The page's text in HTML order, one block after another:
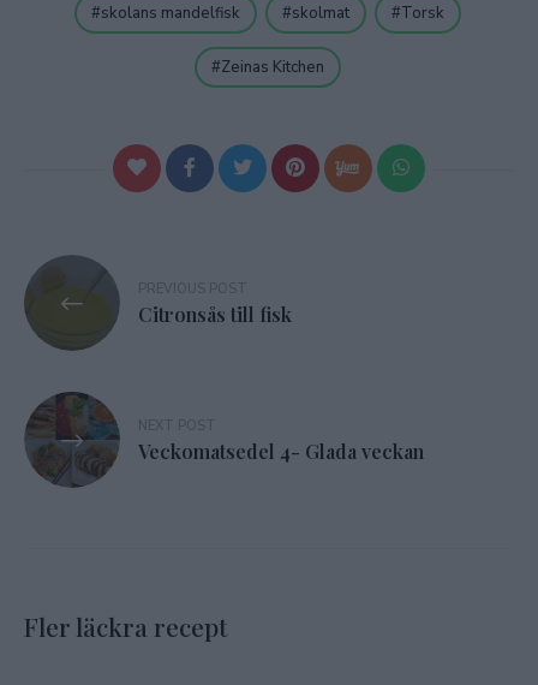
skolans mandelfisk skolmat Torsk
Zeinas Kitchen
Inläggsnavigering
Citronsås till fisk
Veckomatsedel 4- Glada veckan
Fler läckra recept